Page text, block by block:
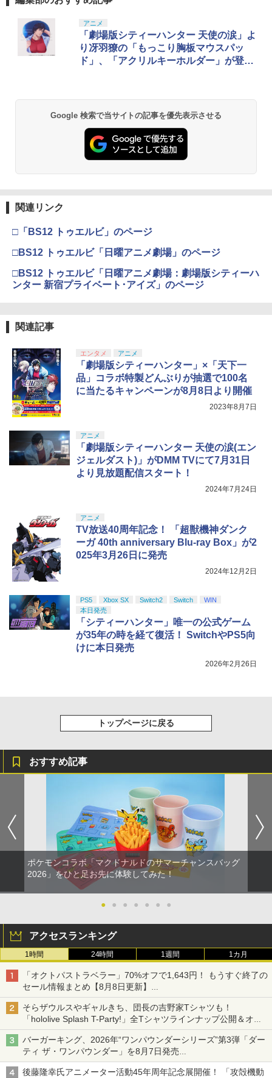
アニメ
「劇場版シティーハンター 天使の涙」よ
り冴羽獠の「もっこり胸板マウスパッ
ド」、「アクリルキーホルダー」が登
Google 検索で当サイトの記事を優先表示させる
関連リンク
□「BS12 トゥエルビ」のページ
□BS12 トゥエルビ「日曜アニメ劇場」のページ
□BS12 トゥエルビ「日曜アニメ劇場：劇場版シティーハ
ンター 新宿プライベート･アイズ」のページ
関連記事
エンタメ アニメ
「劇場版シティーハンター」×「天下一
品」コラボ特製どんぶりが抽選で100名
に当たるキャンペーンが8月8日より開催
2023年8月7日
アニメ
「劇場版シティーハンター 天使の涙(エン
ジェルダスト)」がDMM TVにて7月31日
より見放題配信スタート！
2024年7月24日
アニメ
TV放送40周年記念！ 「超獣機神ダンク
ーガ 40th anniversary Blu-ray Box」が2
025年3月26日に発売
2024年12月2日
PS5 Xbox SX Switch2 Switch
WIN
本日発売
「シティーハンター」唯一の公式ゲーム
が35年の時を経て復活！ SwitchやPS5向
けに本日発売
2026年2月26日
トップページに戻る
おすすめ記事
ポケモンコラボ「マクドナルドのサマーチャンスバッグ
2026」をひと足お先に体験してみた！
● ● ● ● ● ● ●
アクセスランキング
1時間 24時間 1週間 1カ月
「オクトパストラベラー」70%オフで1,643円！ もうすぐ終了の
セール情報まとめ【8月8日更新】
ニンテンドーeショップでは「大神 絶景版」が67%オフで990円
そらザウルスやギャルきち、団長の吉野家Tシャツも！
「hololive Splash T-Party!」全Tシャツラインナップ公開＆オン
ライン販売開始
バーガーキング、2026年“ワンパウンダーシリーズ”第3弾「ダー
ティ ザ・ワンパウンダー」を8月7日発売
「特製ガーリックマヨソース」を使用した超大型チーズバーガー
後藤隆幸氏アニメーター活動45年周年記念展開催！ 「攻殻機動